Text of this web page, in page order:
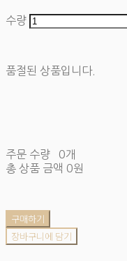
수량
품절된 상품입니다.
주문 수량
0개
총 상품 금액 0원
구매하기
장바구니에 담기